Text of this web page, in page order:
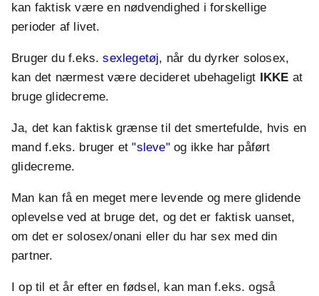
kan faktisk være en nødvendighed i forskellige
perioder af livet.
Bruger du f.eks.sexlegetøj, når du dyrker solosex,
kan det nærmest være decideret ubehageligt IKKE at
bruge glidecreme.
Ja, det kan faktisk grænse til det smertefulde, hvis en
mand f.eks. bruger et"sleve"og ikke har påført
glidecreme.
Man kan få en meget mere levende og mere glidende
oplevelse ved at bruge det, og det er faktisk uanset,
om det er solosex/onani eller du har sex med din
partner.
I op til et år efter en fødsel, kan man f.eks. også